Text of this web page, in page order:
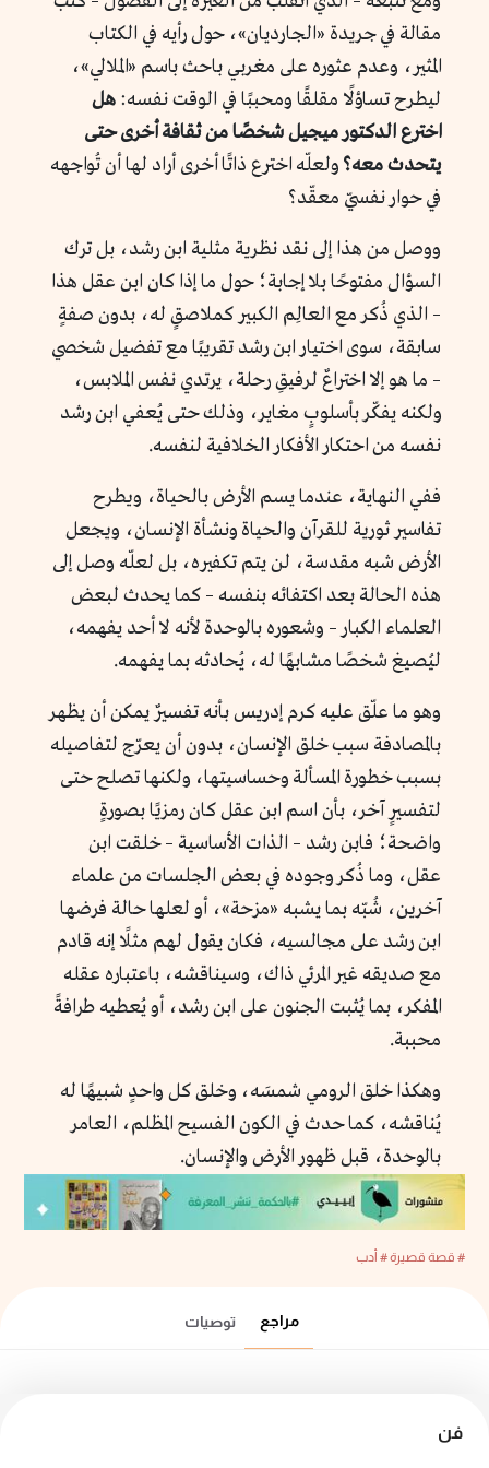
مقالة في جريدة «الجارديان»، حول رأيه في الكتاب
المثير، وعدم عثوره على مغربي باحث باسم «الملالي»،
ليطرح تساؤلًا مقلقًا ومحببًا في الوقت نفسه: هل
اخترع الدكتور ميجيل شخصًا من ثقافة أخرى حتى
يتحدث معه؟ ولعلّه اخترع ذاتًا أخرى أراد لها أن تُواجهه
في حوار نفسيّ معقّد؟
ووصل من هذا إلى نقد نظرية مثلية ابن رشد، بل ترك
السؤال مفتوحًا بلا إجابة؛ حول ما إذا كان ابن عقل هذا
– الذي ذُكر مع العالِم الكبير كملاصقٍ له، بدون صفةٍ
سابقة، سوى اختيار ابن رشد تقريبًا مع تفضيل شخصي
– ما هو إلا اختراعٌ لرفيقِ رحلة، يرتدي نفس الملابس،
ولكنه يفكّر بأسلوبٍ مغاير، وذلك حتى يُعفي ابن رشد
نفسه من احتكار الأفكار الخلافية لنفسه.
ففي النهاية، عندما يسم الأرض بالحياة، ويطرح
تفاسير ثورية للقرآن والحياة ونشأة الإنسان، ويجعل
الأرض شبه مقدسة، لن يتم تكفيره، بل لعلّه وصل إلى
هذه الحالة بعد اكتفائه بنفسه – كما يحدث لبعض
العلماء الكبار – وشعوره بالوحدة لأنه لا أحد يفهمه،
ليُصيغ شخصًا مشابهًا له، يُحادثه بما يفهمه.
وهو ما علّق عليه كرم إدريس بأنه تفسيرٌ يمكن أن يظهر
بالمصادفة سبب خلق الإنسان، بدون أن يعرّج لتفاصيله
بسبب خطورة المسألة وحساسيتها، ولكنها تصلح حتى
لتفسيرٍ آخر، بأن اسم ابن عقل كان رمزيًا بصورةٍ
واضحة؛ فابن رشد – الذات الأساسية – خلقت ابن
عقل، وما ذُكر وجوده في بعض الجلسات من علماء
آخرين، شُبّه بما يشبه «مزحة»، أو لعلها حالة فرضها
ابن رشد على مجالسيه، فكان يقول لهم مثلًا إنه قادم
مع صديقه غير المرئي ذاك، وسيناقشه، باعتباره عقله
المفكر، بما يُثبت الجنون على ابن رشد، أو يُعطيه طرافةً
محببة.
وهكذا خلق الرومي شمسَه، وخلق كل واحدٍ شبيهًا له
يُناقشه، كما حدث في الكون الفسيح المظلم، العامر
بالوحدة، قبل ظهور الأرض والإنسان.
# قصة قصيرة# أدب
مراجع توصيات
فن